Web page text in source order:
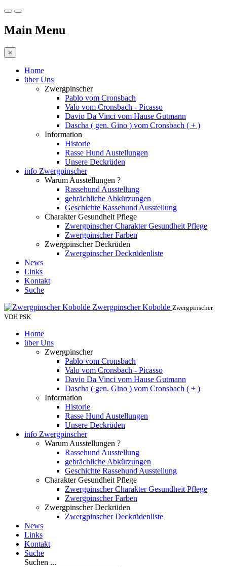
Main Menu
×
Home
über Uns
Zwergpinscher
Pablo vom Cronsbach
Valo vom Cronsbach - Picasso
Davio Da Vinci vom Hause Gutmann
Dascha ( gen. Gino ) vom Cronsbach ( + )
Information
Historie
Rasse Hund Austellungen
Unsere Deckrüden
info Zwergpinscher
Warum Ausstellungen ?
Rassehund Ausstellung
gebrächliche Abkürzungen
Geschichte Rassehund Ausstellung
Charakter Gesundheit Pflege
Zwergpinscher Charakter Gesundheit Pflege
Zwergpinscher Farben
Zwergpinscher Deckrüden
Zwergpinscher Deckrüdenliste
News
Links
Kontakt
Suche
Zwergpinscher Kobolde Zwergpinscher
VDH PSK
Home
über Uns
Zwergpinscher
Pablo vom Cronsbach
Valo vom Cronsbach - Picasso
Davio Da Vinci vom Hause Gutmann
Dascha ( gen. Gino ) vom Cronsbach ( + )
Information
Historie
Rasse Hund Austellungen
Unsere Deckrüden
info Zwergpinscher
Warum Ausstellungen ?
Rassehund Ausstellung
gebrächliche Abkürzungen
Geschichte Rassehund Ausstellung
Charakter Gesundheit Pflege
Zwergpinscher Charakter Gesundheit Pflege
Zwergpinscher Farben
Zwergpinscher Deckrüden
Zwergpinscher Deckrüdenliste
News
Links
Kontakt
Suche
Suchen ...